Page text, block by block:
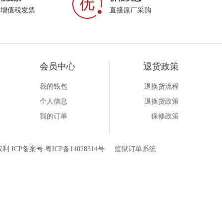
值税发票 直接原厂采购
会员中心
我的钱包
个人信息
我的订单
退货政策
退换货流程
退换货政策
保修政策
ICP备案号:粤ICP备14028314号
监狱订单系统